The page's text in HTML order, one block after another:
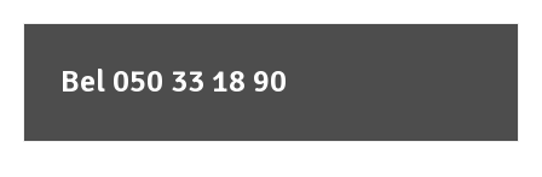
Bel 050 33 18 90